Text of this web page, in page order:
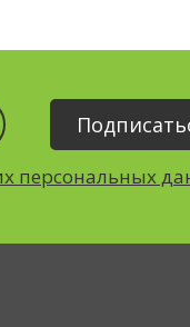
персональных